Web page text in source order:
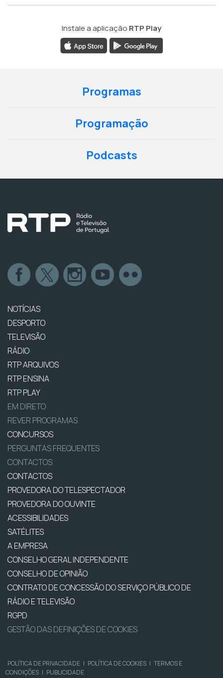
Instale a aplicação RTP Play
Programas
Programação
Podcasts
NOTÍCIAS
DESPORTO
TELEVISÃO
RÁDIO
RTP ARQUIVOS
RTP ENSINA
RTP PLAY
EM DIRETO
REVER PROGRAMAS
CONCURSOS
PERGUNTAS FREQUENTES
CONTACTOS
CONTACTOS
PROVEDORA DO TELESPECTADOR
PROVEDORA DO OUVINTE
ACESSIBILIDADES
SATÉLITES
A EMPRESA
CONSELHO GERAL INDEPENDENTE
CONSELHO DE OPINIÃO
CONTRATO DE CONCESSÃO DO SERVIÇO PÚBLICO DE
RÁDIO E TELEVISÃO
RGPD
GESTÃO DAS DEFINIÇÕES DE COOKIES
POLÍTICA DE PRIVACIDADE | POLÍTICA DE COOKIES | TERMOS E
CONDIÇÕES | PUBLICIDADE